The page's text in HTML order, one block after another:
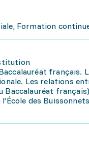
Formation
Les relations
Baccalauréat
des